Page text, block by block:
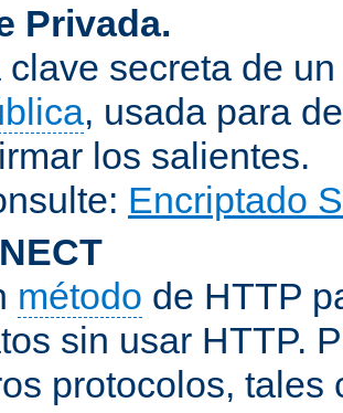
Privada.
clave secreta de
, usada para
los salientes.
Encriptado
método de HTTP
sin usar HTTP.
protocolos, tales